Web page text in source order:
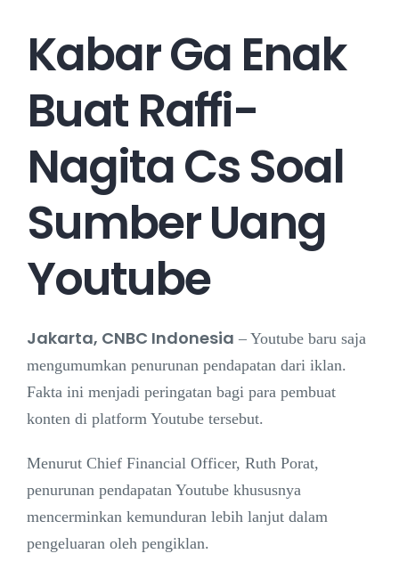
Career
Contact
Kabar Ga Enak
Buat Raffi-
Nagita Cs Soal
Sumber Uang
Youtube
Jakarta, CNBC Indonesia – Youtube baru saja
mengumumkan penurunan pendapatan dari iklan.
Fakta ini menjadi peringatan bagi para pembuat
konten di platform Youtube tersebut.
Menurut Chief Financial Officer, Ruth Porat,
penurunan pendapatan Youtube khususnya
mencerminkan kemunduran lebih lanjut dalam
pengeluaran oleh pengiklan.